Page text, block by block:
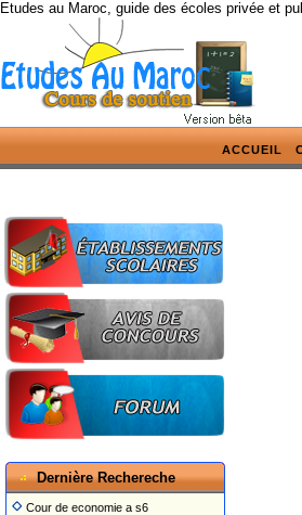
Etudes au Maroc, guide des écoles privée et
ACCUEIL
Dernière Rechereche
Cour de economie a s6